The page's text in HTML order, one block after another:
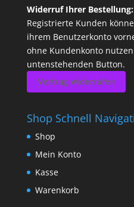
Widerruf Ihrer Bestellung:
Registrierte Kunden
ihrem Benutzerkonto
ohne Kundenkonto
untenstehenden Button.
Vertrag widerrufen
Shop Schnell
Shop
Mein Konto
Kasse
Warenkorb